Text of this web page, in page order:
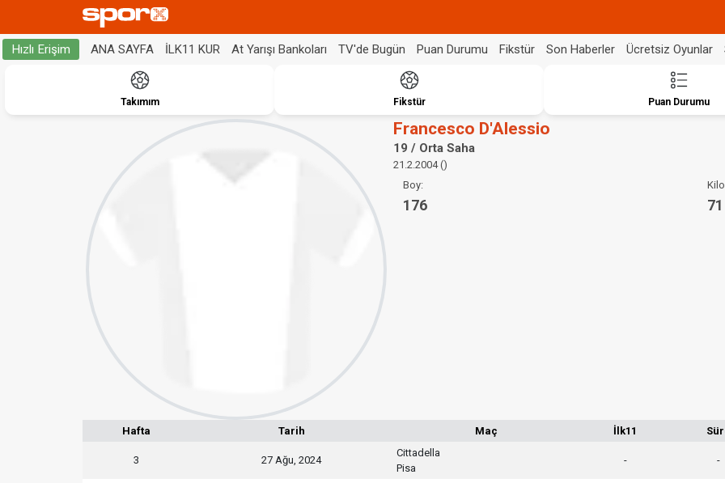
Hızlı Erişim ANA SAYFA İLK11 KUR At Yarışı Bankoları TV'de Bugün Puan Durumu Fikstür Son Haberler Ücretsiz Oyunlar
Takımım Fikstür Puan Durumu
Francesco D'Alessio
19 / Orta Saha
21.2.2004 ()
Boy:
176 71
Hafta Tarih Maç İlk11
3 27 Ağu, 2024
Cittadella
Pisa
- -